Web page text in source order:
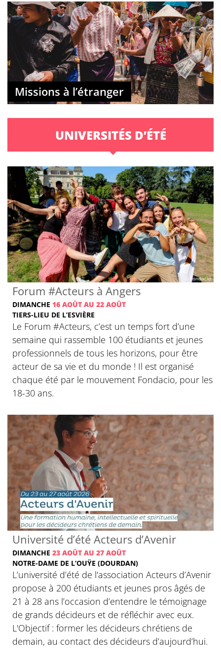
Missions à l’étranger
UNIVERSITÉS D’ÉTÉ
© Fondacio
Forum #Acteurs à Angers
DIMANCHE 16 AOÛT AU 22 AOÛT
TIERS-LIEU DE L’ESVIÈRE
Le Forum #Acteurs, c’est un temps fort d’une
semaine qui rassemble 100 étudiants et jeunes
professionnels de tous les horizons, pour être
acteur de sa vie et du monde ! Il est organisé
chaque été par le mouvement Fondacio, pour les
18-30 ans.
Université d’été Acteurs d’Avenir
DIMANCHE 23 AOÛT AU 27 AOÛT
NOTRE-DAME DE L’OUŸE (DOURDAN)
L’université d’été de l'association Acteurs d’Avenir
propose à 200 étudiants et jeunes pros âgés de
21 à 28 ans l’occasion d’entendre le témoignage
de grands décideurs et de réfléchir avec eux.
L'Objectif : former les décideurs chrétiens de
demain, au contact des décideurs d’aujourd’hui.